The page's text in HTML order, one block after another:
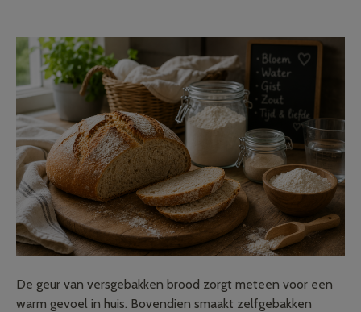
De geur van versgebakken brood zorgt meteen voor een
warm gevoel in huis. Bovendien smaakt zelfgebakken